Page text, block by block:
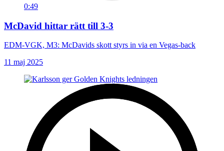
0:49
McDavid hittar rätt till 3-3
EDM-VGK, M3: McDavids skott styrs in via en Vegas-back
11 maj 2025